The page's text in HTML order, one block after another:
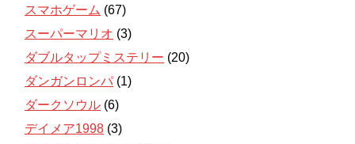
スマホゲーム (67)
スーパーマリオ (3)
ダブルタップミステリー (20)
ダンガンロンパ (1)
ダークソウル (6)
デイメア1998 (3)